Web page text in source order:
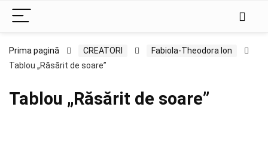
Prima pagină CREATORI
Fabiola-Theodora Ion
Tablou „Răsărit de soare”
Tablou „Răsărit de soare”